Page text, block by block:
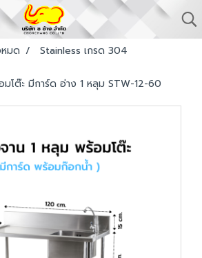
มด
Stainless เกรด 304
มโต๊ะ มีการ์ด อ่าง 1 หลุม STW-12-60